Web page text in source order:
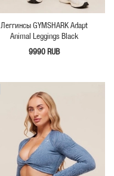
Леггинсы GYMSHARK Adapt
Animal Leggings Black
9990 RUB